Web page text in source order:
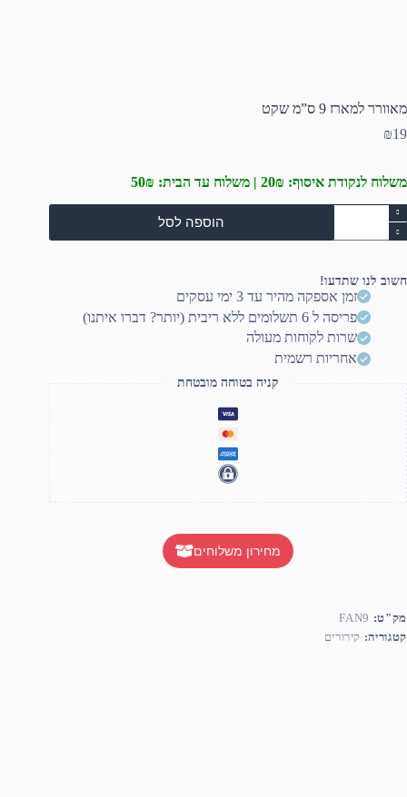
מאוורר למארז 9 ס”מ שקט
₪19
משלוח לנקודת איסוף: 20₪ | משלוח עד הבית: 50₪
כמות
של
מאוורר
ס"מ
הוספה לסל
חשוב לנו שתדעו!
זמן אספקה מהיר עד 3 ימי עסקים
פריסה ל 6 תשלומים ללא ריבית (יותר? דברו איתנו)
שרות לקוחות מעולה
אחריות רשמית
קניה בטוחה מובטחת
מחירון משלוחים
מק"ט: FAN9
קטגוריה: קירורים